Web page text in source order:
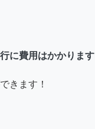
に費用はかかります
きます！